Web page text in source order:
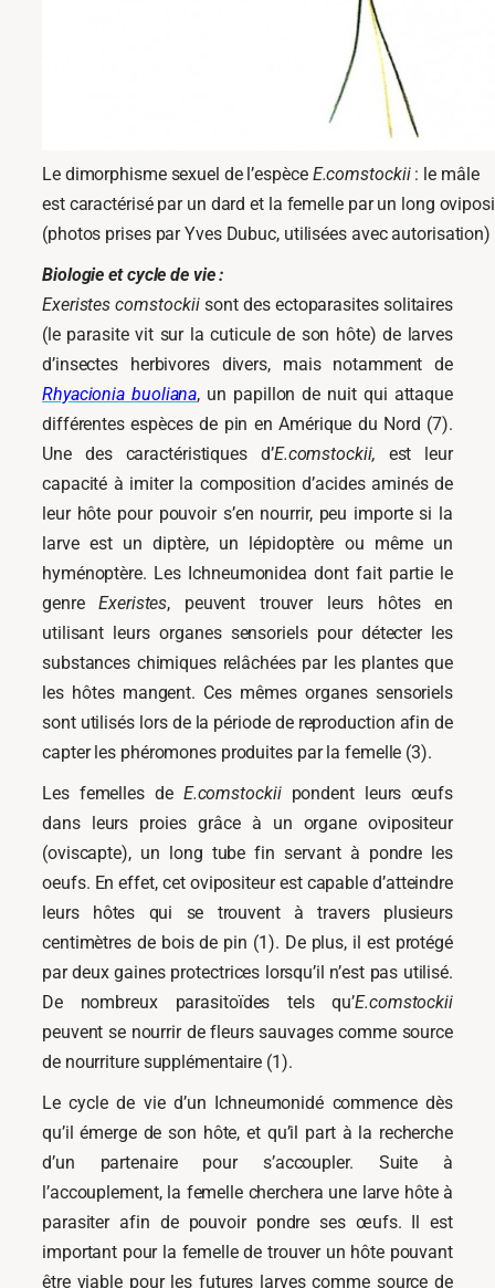
Le dimorphisme sexuel de l’espèce E.comstockii: le mâle
est caractérisé par un dard et la femelle par un long
(photos prises par Yves Dubuc, utilisées avec autorisation)
Biologie et cycle de vie :
Exeristes comstockiisont des ectoparasites solitaires
(le parasite vit sur la cuticule de son hôte) de larves
d’insectes herbivores divers, mais notamment de
Rhyacionia buoliana, un papillon de nuit qui attaque
différentes espèces de pin en Amérique du Nord (7).
Une des caractéristiques d’E.comstockii, est leur
capacité à imiter la composition d’acides aminés de
leur hôte pour pouvoir s’en nourrir, peu importe si la
larve est un diptère, un lépidoptère ou même un
hyménoptère. Les Ichneumonidea dont fait partie le
genreExeristes, peuvent trouver leurs hôtes en
utilisant leurs organes sensoriels pour détecter les
substances chimiques relâchées par les plantes que
les hôtes mangent. Ces mêmes organes sensoriels
sont utilisés lors de la période de reproduction afin de
capter les phéromones produites par la femelle (3).
Les femelles de E.comstockiipondent leurs œufs
dans leurs proies grâce à un organe ovipositeur
(oviscapte), un long tube fin servant à pondre les
oeufs. En effet, cet ovipositeur est capable d’atteindre
leurs hôtes qui se trouvent à travers plusieurs
centimètres de bois de pin (1). De plus, il est protégé
par deux gaines protectrices lorsqu’il n’est pas utilisé.
De nombreux parasitoïdes tels qu’E.comstockii
peuvent se nourrir de fleurs sauvages comme source
de nourriture supplémentaire (1).
Le cycle de vie d’un Ichneumonidé commence dès
qu’il émerge de son hôte, et qu’il part à la recherche
d’un partenaire pour s’accoupler. Suite à
l’accouplement, la femelle cherchera une larve hôte à
parasiter afin de pouvoir pondre ses œufs. Il est
important pour la femelle de trouver un hôte pouvant
être viable pour les futures larves comme source de